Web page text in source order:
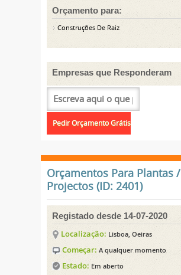
Orçamento para:
Construções De Raiz
Empresas que Responderam
Orçamentos Para Plantas /
Projectos (ID: 2401)
Registado desde 14-07-2020
Localização: Lisboa, Oeiras
Começar: A qualquer momento
Estado: Em aberto